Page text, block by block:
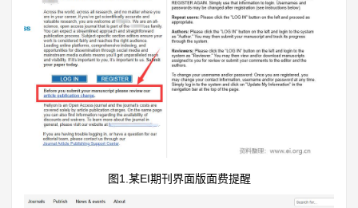
图1.某EI期刊界面版面费提醒